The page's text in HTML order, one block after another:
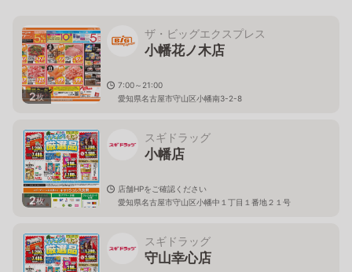
2枚
ザ・ビッグエクスプレス
小幡花ノ木店
7:00～21:00
愛知県名古屋市守山区小幡南3-2-8
2枚
スギドラッグ
小幡店
店舗HPをご確認ください
愛知県名古屋市守山区小幡中１丁目１番地２１号
スギドラッグ
守山幸心店